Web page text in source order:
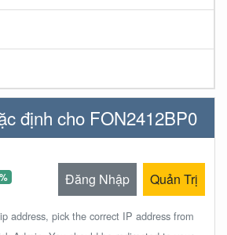
định cho FON2412BP0
Đăng Nhập Quản Trị
address, pick the correct IP address from